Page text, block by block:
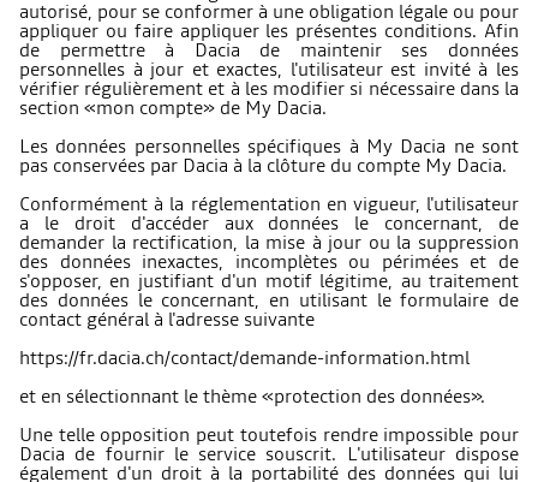
autorisé, pour se conformer à une obligation légale ou pour
appliquer ou faire appliquer les présentes conditions. Afin
de permettre à Dacia de maintenir ses données
personnelles à jour et exactes, l'utilisateur est invité à les
vérifier régulièrement et à les modifier si nécessaire dans la
section «mon compte» de My Dacia.
Les données personnelles spécifiques à My Dacia ne sont
pas conservées par Dacia à la clôture du compte My Dacia.
Conformément à la réglementation en vigueur, l'utilisateur
a le droit d'accéder aux données le concernant, de
demander la rectification, la mise à jour ou la suppression
des données inexactes, incomplètes ou périmées et de
s'opposer, en justifiant d'un motif légitime, au traitement
des données le concernant, en utilisant le formulaire de
contact général à l'adresse suivante
https://fr.dacia.ch/contact/demande-information.html
et en sélectionnant le thème «protection des données».
Une telle opposition peut toutefois rendre impossible pour
Dacia de fournir le service souscrit. L'utilisateur dispose
également d'un droit à la portabilité des données qui lui